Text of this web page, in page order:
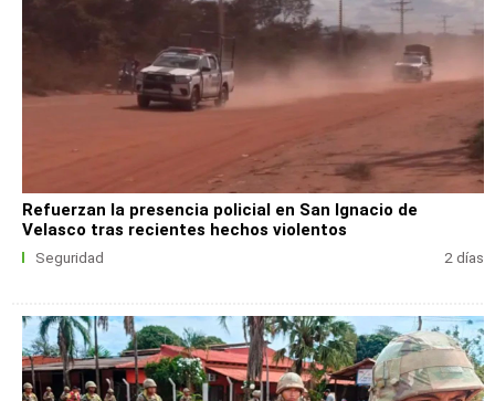
Refuerzan la presencia policial en San Ignacio de
Velasco tras recientes hechos violentos
Seguridad 2 días